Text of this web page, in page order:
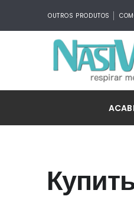
OUTROS PRODUTOS